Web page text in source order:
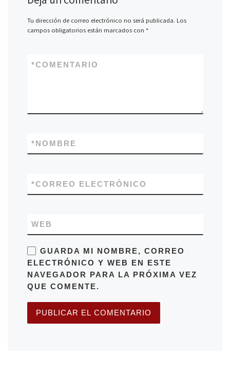
Tu dirección de correo electrónico no será publicada. Los
campos obligatorios están marcados con *
COMENTARIO
*
NOMBRE
*
CORREO ELECTRÓNICO
*
WEB
GUARDA MI NOMBRE, CORREO
ELECTRÓNICO Y WEB EN ESTE
NAVEGADOR PARA LA PRÓXIMA VEZ
QUE COMENTE.